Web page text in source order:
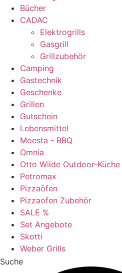
Bücher
CADAC
Elektrogrills
Gasgrill
Grillzubehör
Camping
Gastechnik
Geschenke
Grillen
Gutschein
Lebensmittel
Moesta - BBQ
Omnia
Otto Wilde Outdoor-Küche
Petromax
Pizzaöfen
Pizzaofen Zubehör
SALE %
Set Angebote
Skotti
Weber Grills
Suche